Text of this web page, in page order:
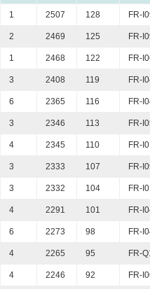
1 2507 128 FR-
2 2469 125 FR-
1 2468 122 FR-
3 2408 119 FR-
6 2365 116 FR-
3 2346 113 FR-
4 2345 110 FR-
3 2333 107 FR-
3 2332 104 FR-
4 2291 101 FR-
6 2273 98 FR-
4 2265 95 FR-
4 2246 92 FR-